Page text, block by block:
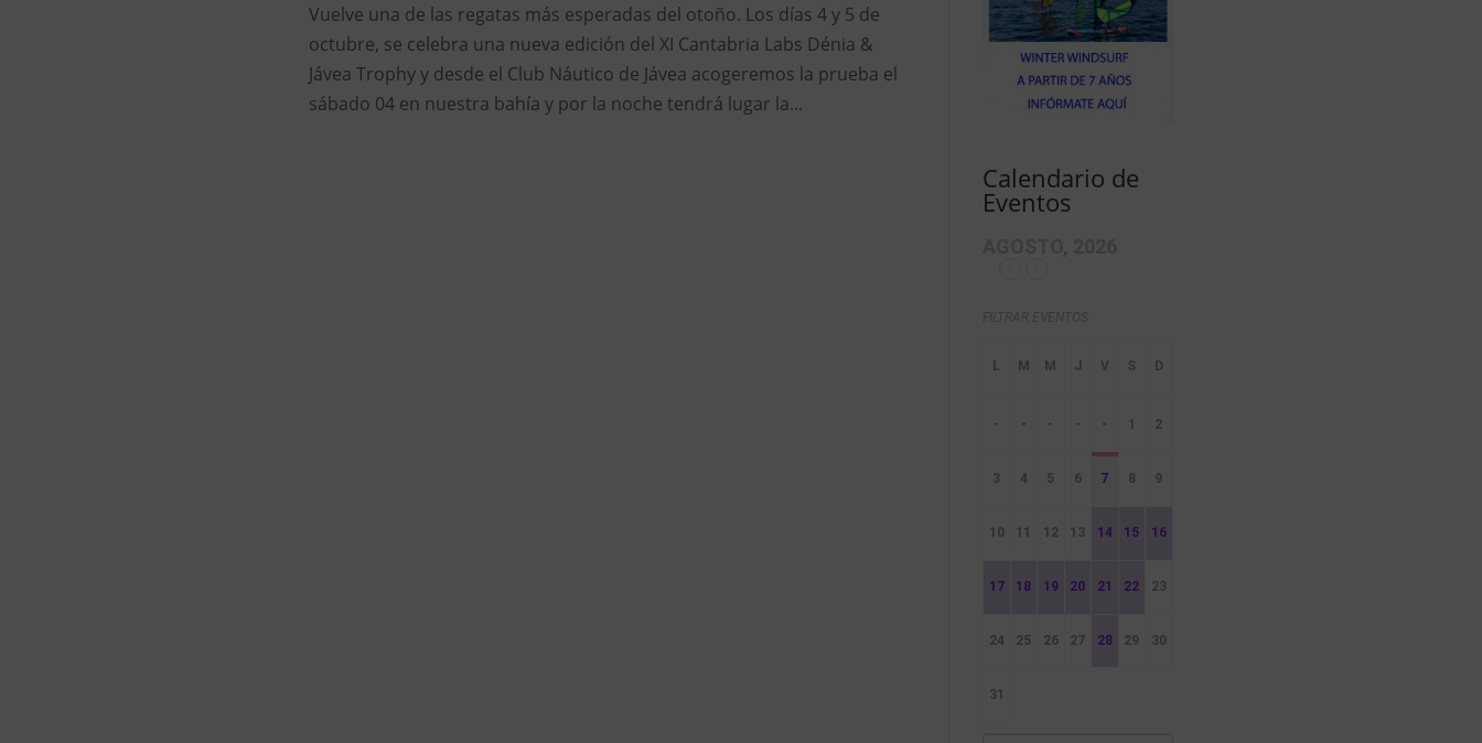
Vuelve una de las regatas más esperadas del otoño. Los días 4 y 5 de
octubre, se celebra una nueva edición del XI Cantabria Labs Dénia &
Jávea Trophy y desde el Club Náutico de Jávea acogeremos la prueba el
sábado 04 en nuestra bahía y por la noche tendrá lugar la...
Calendario de
Eventos
- - - - - 1 2
3 4 5 6 7 8 9
10 11 12 13 14 15 16
17 18 19 20 21 22 23
24 25 26 27 28 29 30
31